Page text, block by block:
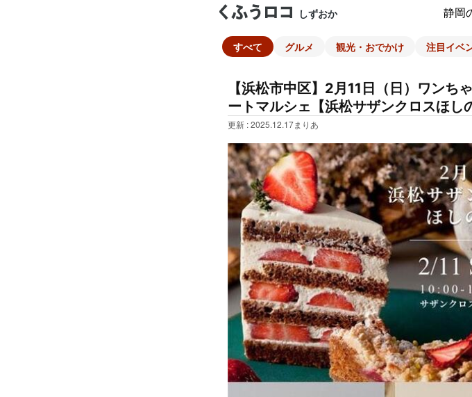
しずおか 静岡
すべて グルメ 観光・おでかけ 注目イベ
【浜松市中区】2月11日（日）ワンち
ートマルシェ【浜松サザンクロスほし
更新 : 2025.12.17まりあ